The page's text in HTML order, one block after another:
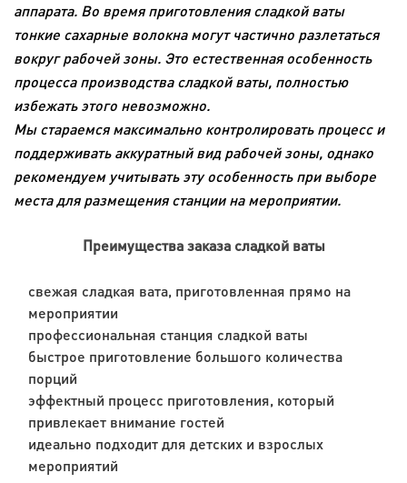
аппарата. Во время приготовления сладкой ваты
тонкие сахарные волокна могут частично разлетаться
вокруг рабочей зоны. Это естественная особенность
процесса производства сладкой ваты, полностью
избежать этого невозможно.
Мы стараемся максимально контролировать процесс и
поддерживать аккуратный вид рабочей зоны, однако
рекомендуем учитывать эту особенность при выборе
места для размещения станции на мероприятии.
Преимущества заказа сладкой ваты
свежая сладкая вата, приготовленная прямо на
мероприятии
профессиональная станция сладкой ваты
быстрое приготовление большого количества
порций
эффектный процесс приготовления, который
привлекает внимание гостей
идеально подходит для детских и взрослых
мероприятий